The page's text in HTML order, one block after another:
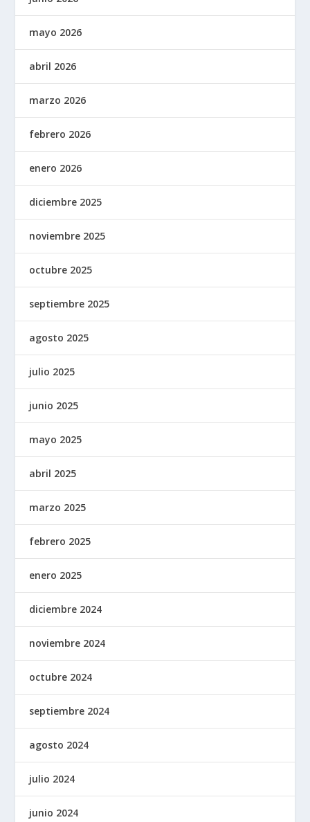
mayo 2026
abril 2026
marzo 2026
febrero 2026
enero 2026
diciembre 2025
noviembre 2025
octubre 2025
septiembre 2025
agosto 2025
julio 2025
junio 2025
mayo 2025
abril 2025
marzo 2025
febrero 2025
enero 2025
diciembre 2024
noviembre 2024
octubre 2024
septiembre 2024
agosto 2024
julio 2024
junio 2024